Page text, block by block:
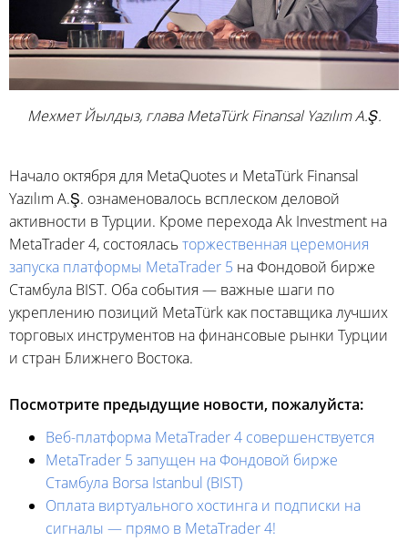
Мехмет Йылдыз, глава MetaTürk Finansal Yazılım A.Ş.
Начало октября для MetaQuotes и MetaTürk Finansal
Yazılım A.Ş. ознаменовалось всплеском деловой
активности в Турции. Кроме перехода Ak Investment на
MetaTrader 4, состояласьторжественная церемония
запуска платформы MetaTrader 5 на Фондовой бирже
Стамбула BIST. Оба события — важные шаги по
укреплению позиций MetaTürk как поставщика лучших
торговых инструментов на финансовые рынки Турции
и стран Ближнего Востока.
Посмотрите предыдущие новости, пожалуйста:
Веб-платформа MetaTrader 4 совершенствуется
MetaTrader 5 запущен на Фондовой бирже
Стамбула Borsa Istanbul (BIST)
Оплата виртуального хостинга и подписки на
сигналы — прямо в MetaTrader 4!